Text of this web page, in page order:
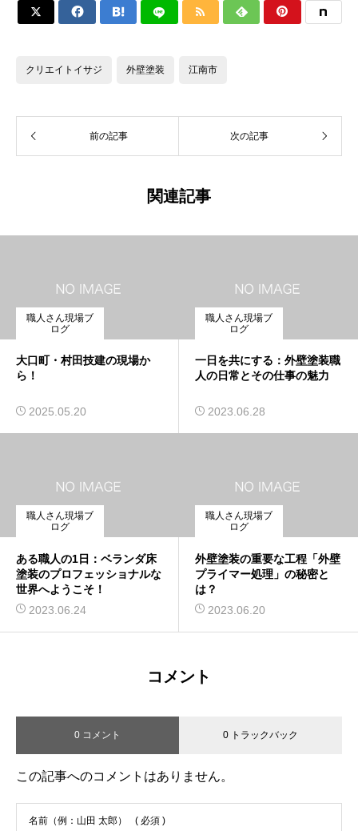
     
クリエイトイサジ 外壁塗装 江南市
前の記事 次の記事
関連記事
職人さん現場ブ
ログ
大口町・村田技建の現場か
ら！
2025.05.20
職人さん現場ブ
ログ
一日を共にする：外壁塗装職
人の日常とその仕事の魅力
2023.06.28
職人さん現場ブ
ログ
ある職人の1日：ベランダ床
塗装のプロフェッショナルな
世界へようこそ！
2023.06.24
職人さん現場ブ
ログ
外壁塗装の重要な工程「外壁
プライマー処理」の秘密と
は？
2023.06.20
コメント
0 コメント 0 トラックバック
この記事へのコメントはありません。
名前（例：山田 太郎） ( 必須 )